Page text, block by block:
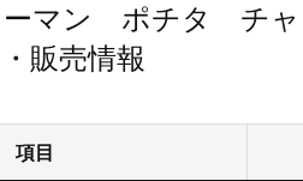
ーマン ポチタ チャ
販売情報
項目